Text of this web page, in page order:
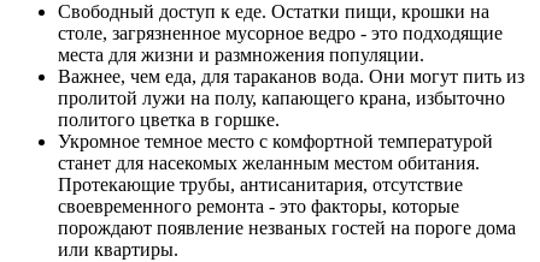
Свободный доступ к еде. Остатки пищи, крошки на
столе, загрязненное мусорное ведро - это подходящие
места для жизни и размножения популяции.
Важнее, чем еда, для тараканов вода. Они могут пить из
пролитой лужи на полу, капающего крана, избыточно
политого цветка в горшке.
Укромное темное место с комфортной температурой
станет для насекомых желанным местом обитания.
Протекающие трубы, антисанитария, отсутствие
своевременного ремонта - это факторы, которые
порождают появление незваных гостей на пороге дома
или квартиры.